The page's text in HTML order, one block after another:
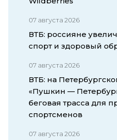
07 августа 2026
ВТБ: россияне
спорт и здоровый
07 августа 2026
ВТБ: на
«Пушкин —
беговая трасса для
спортсменов
07 августа 2026